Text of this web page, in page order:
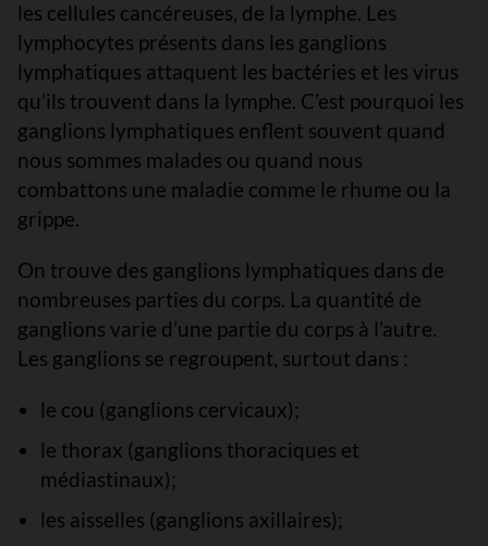
les cellules cancéreuses, de la lymphe. Les
lymphocytes présents dans les ganglions
lymphatiques attaquent les bactéries et les virus
qu’ils trouvent dans la lymphe. C’est pourquoi les
ganglions lymphatiques enflent souvent quand
nous sommes malades ou quand nous
combattons une maladie comme le rhume ou la
grippe.
On trouve des ganglions lymphatiques dans de
nombreuses parties du corps. La quantité de
ganglions varie d’une partie du corps à l’autre.
Les ganglions se regroupent, surtout dans :
le cou (ganglions cervicaux);
le thorax (ganglions thoraciques et
médiastinaux);
les aisselles (ganglions axillaires);